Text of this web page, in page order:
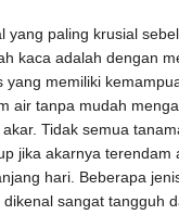
yang paling krusial
kaca adalah dengan
yang memiliki
air tanpa mudah
Tidak semua
jika akarnya terendam
hari. Beberapa
dikenal sangat tangguh